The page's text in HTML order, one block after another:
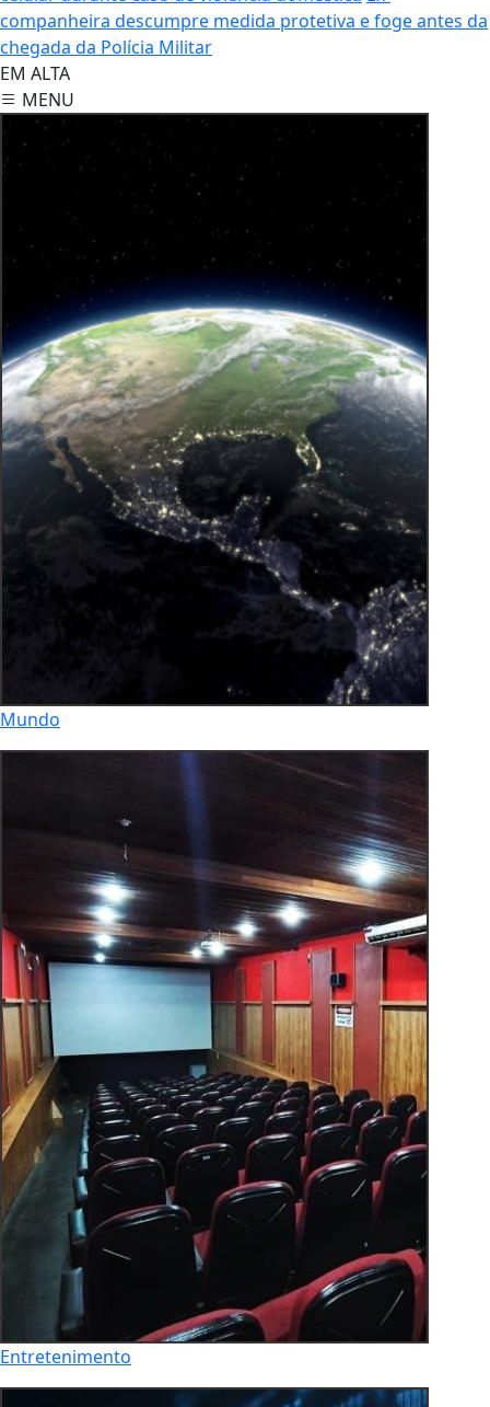
companheira descumpre medida protetiva e foge antes da
chegada da Polícia Militar
EM ALTA
MENU
Mundo
Entretenimento